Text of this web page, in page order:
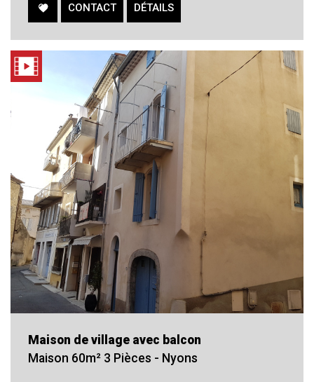
CONTACT DÉTAILS
Maison de village avec balcon
Maison 60m² 3 Pièces - Nyons